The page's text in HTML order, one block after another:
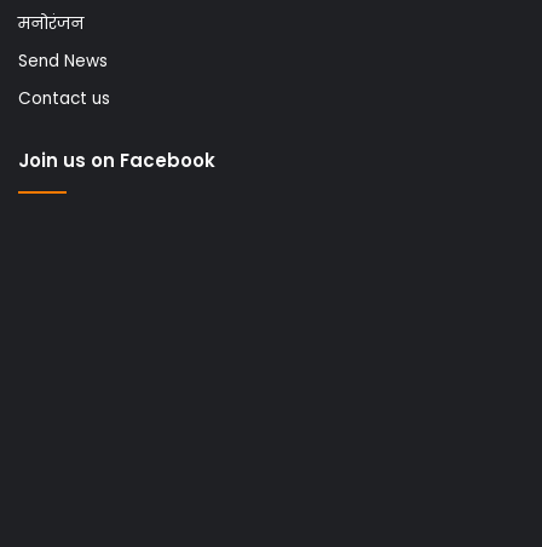
मनोरंजन
Send News
Contact us
Join us on Facebook